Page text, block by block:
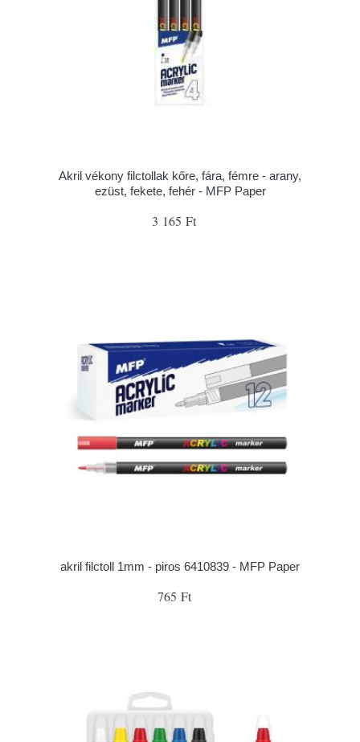
Akril vékony filctollak kőre, fára, fémre - arany,
ezüst, fekete, fehér - MFP Paper
3 165 Ft
akril filctoll 1mm - piros 6410839 - MFP Paper
765 Ft